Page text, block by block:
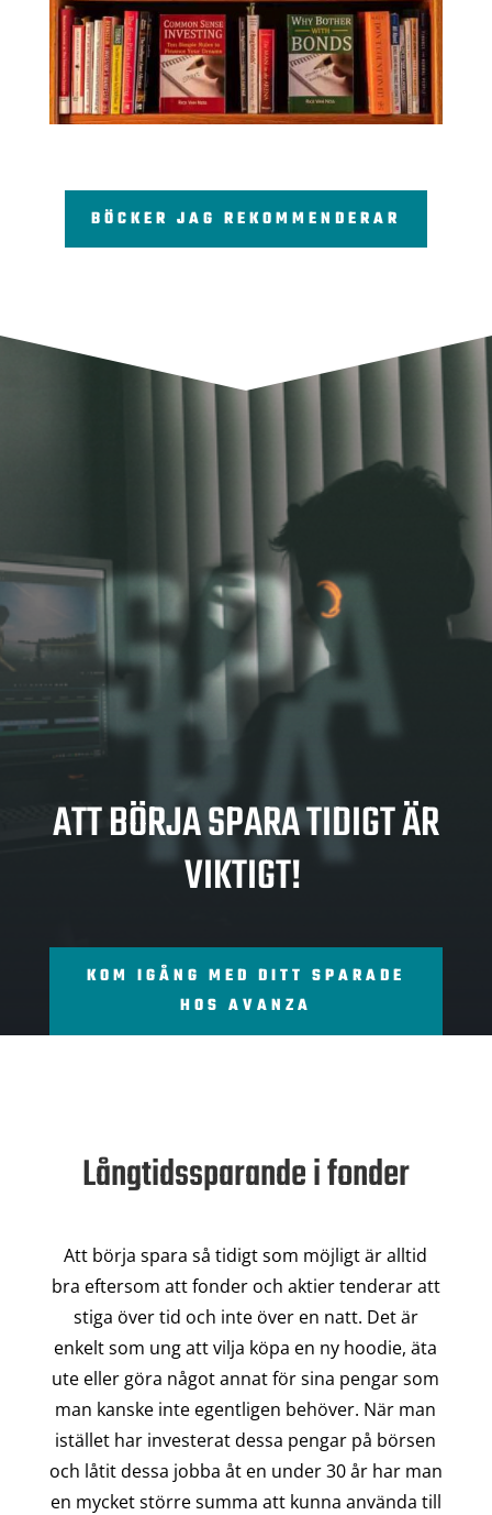
BÖCKER JAG REKOMMENDERAR
SPA
RA
ATT BÖRJA SPARA TIDIGT ÄR
VIKTIGT!
KOM IGÅNG MED DITT SPARADE
HOS AVANZA
Långtidssparande i fonder
Att börja spara så tidigt som möjligt är alltid
bra eftersom att fonder och aktier tenderar att
stiga över tid och inte över en natt. Det är
enkelt som ung att vilja köpa en ny hoodie, äta
ute eller göra något annat för sina pengar som
man kanske inte egentligen behöver. När man
istället har investerat dessa pengar på börsen
och låtit dessa jobba åt en under 30 år har man
en mycket större summa att kunna använda till